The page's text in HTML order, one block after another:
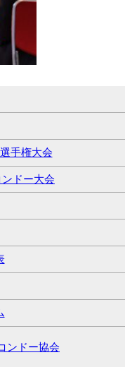
手権大会
ドー大会
ンドー協会